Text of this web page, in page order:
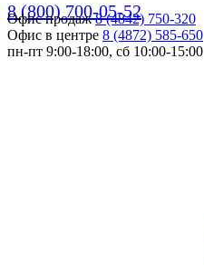
8 (800) 700-05-52
Офис продаж8 (4842) 750-320
Офис в центре 8 (4872) 585-650
пн-пт 9:00-18:00, сб 10:00-15:00